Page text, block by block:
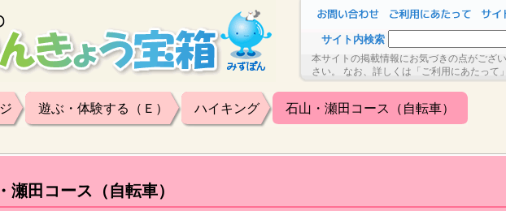
サイト内検索
本サイトの掲載情報にお気づきの点がござ
さい。 なお、詳しくは「ご利用にあたって
遊ぶ・体験する（Ｅ） ハイキング 石山・瀬田コース（自転車）
瀬田コース（自転車）